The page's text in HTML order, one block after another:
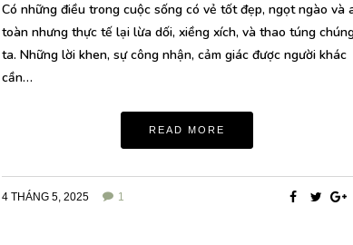
Có những điều trong cuộc sống có vẻ tốt đẹp, ngọt ngào và
toàn nhưng thực tế lại lừa dối, xiềng xích, và thao túng
ta. Những lời khen, sự công nhận, cảm giác được người khác
cần…
READ MORE
4 THÁNG 5, 2025 1